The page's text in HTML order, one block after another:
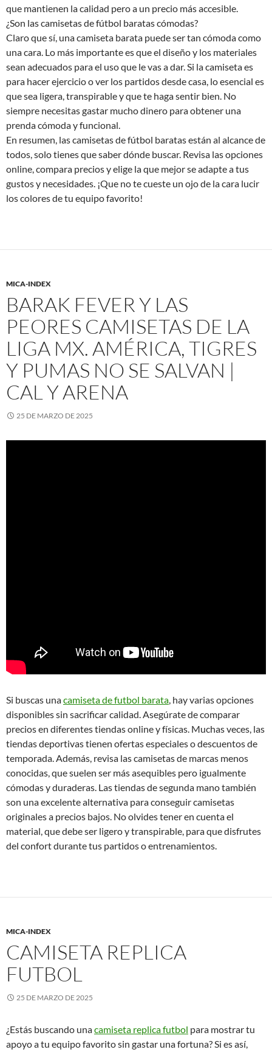
que mantienen la calidad pero a un precio más accesible.
¿Son las camisetas de fútbol baratas cómodas?
Claro que sí, una camiseta barata puede ser tan cómoda como
una cara. Lo más importante es que el diseño y los materiales
sean adecuados para el uso que le vas a dar. Si la camiseta es
para hacer ejercicio o ver los partidos desde casa, lo esencial es
que sea ligera, transpirable y que te haga sentir bien. No
siempre necesitas gastar mucho dinero para obtener una
prenda cómoda y funcional.
En resumen, las camisetas de fútbol baratas están al alcance de
todos, solo tienes que saber dónde buscar. Revisa las opciones
online, compara precios y elige la que mejor se adapte a tus
gustos y necesidades. ¡Que no te cueste un ojo de la cara lucir
los colores de tu equipo favorito!
MICA-INDEX
BARAK FEVER Y LAS
PEORES CAMISETAS DE LA
LIGA MX. AMÉRICA, TIGRES
Y PUMAS NO SE SALVAN |
CAL Y ARENA
25 DE MARZO DE 2025
Si buscas unacamiseta de futbol barata, hay varias opciones
disponibles sin sacrificar calidad. Asegúrate de comparar
precios en diferentes tiendas online y físicas. Muchas veces, las
tiendas deportivas tienen ofertas especiales o descuentos de
temporada. Además, revisa las camisetas de marcas menos
conocidas, que suelen ser más asequibles pero igualmente
cómodas y duraderas. Las tiendas de segunda mano también
son una excelente alternativa para conseguir camisetas
originales a precios bajos. No olvides tener en cuenta el
material, que debe ser ligero y transpirable, para que disfrutes
del confort durante tus partidos o entrenamientos.
MICA-INDEX
CAMISETA REPLICA
FUTBOL
25 DE MARZO DE 2025
¿Estás buscando unacamiseta replica futbol para mostrar tu
apoyo a tu equipo favorito sin gastar una fortuna? Si es así,